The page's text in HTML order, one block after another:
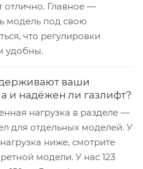
отлично. Главное —
модель под свою
что регулировки
удобны.
ваши
и надёжен ли газлифт?
нагрузка в разделе —
для отдельных моделей. У
ниже, смотрите
модели. У нас 123